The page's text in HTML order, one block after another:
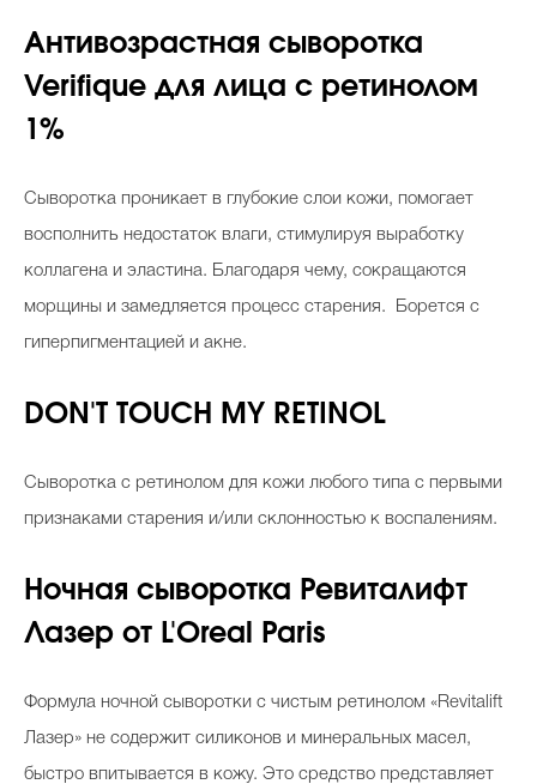
Антивозрастная сыворотка
Verifique для лица с ретинолом
1%
Сыворотка проникает в глубокие слои кожи, помогает
восполнить недостаток влаги, стимулируя выработку
коллагена и эластина. Благодаря чему, сокращаются
морщины и замедляется процесс старения. Борется с
гиперпигментацией и акне.
DON'T TOUCH MY RETINOL
Сыворотка с ретинолом для кожи любого типа с первыми
признаками старения и/или склонностью к воспалениям.
Ночная сыворотка Ревиталифт
Лазер от L'Oreal Paris
Формула ночной сыворотки с чистым ретинолом «Revitalift
Лазер» не содержит силиконов и минеральных масел,
быстро впитывается в кожу. Это средство представляет